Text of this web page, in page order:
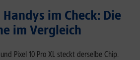
im Check: Die
im Vergleich
und Pixel 10 Pro XL steckt derselbe Chip.